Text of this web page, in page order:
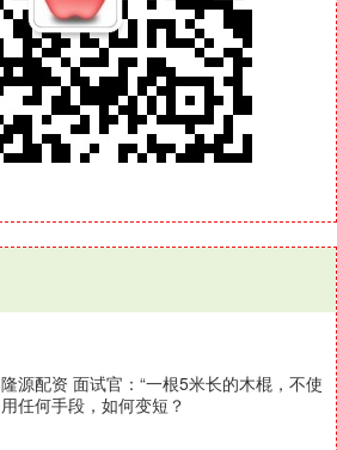
隆源配资 面试官：“一根5米长的木棍，不使
用任何手段，如何变短？